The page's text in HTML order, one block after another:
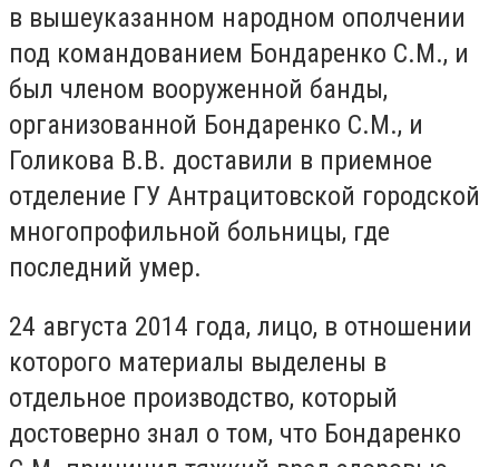
в вышеуказанном народном ополчении
под командованием Бондаренко С.М., и
был членом вооруженной банды,
организованной Бондаренко С.М., и
Голикова В.В. доставили в приемное
отделение ГУ Антрацитовской городской
многопрофильной больницы, где
последний умер.
24 августа 2014 года, лицо, в отношении
которого материалы выделены в
отдельное производство, который
достоверно знал о том, что Бондаренко